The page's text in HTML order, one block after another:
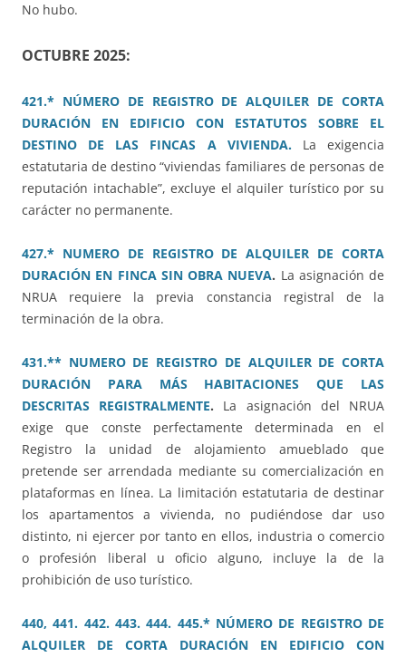
No hubo.
OCTUBRE 2025:
421.* NÚMERO DE REGISTRO DE ALQUILER DE CORTA
DURACIÓN EN EDIFICIO CON ESTATUTOS SOBRE EL
DESTINO DE LAS FINCAS A VIVIENDA.La exigencia
estatutaria de destino “viviendas familiares de personas de
reputación intachable”, excluye el alquiler turístico por su
carácter no permanente.
427.* NUMERO DE REGISTRO DE ALQUILER DE CORTA
DURACIÓN EN FINCA SIN OBRA NUEVA. La asignación de
NRUA requiere la previa constancia registral de la
terminación de la obra.
431.** NUMERO DE REGISTRO DE ALQUILER DE CORTA
DURACIÓN PARA MÁS HABITACIONES QUE LAS
DESCRITAS REGISTRALMENTE. La asignación del NRUA
exige que conste perfectamente determinada en el
Registro la unidad de alojamiento amueblado que
pretende ser arrendada mediante su comercialización en
plataformas en línea. La limitación estatutaria de destinar
los apartamentos a vivienda, no pudiéndose dar uso
distinto, ni ejercer por tanto en ellos, industria o comercio
o profesión liberal u oficio alguno, incluye la de la
prohibición de uso turístico.
440, 441. 442. 443. 444. 445.* NÚMERO DE REGISTRO DE
ALQUILER DE CORTA DURACIÓN EN EDIFICIO CON